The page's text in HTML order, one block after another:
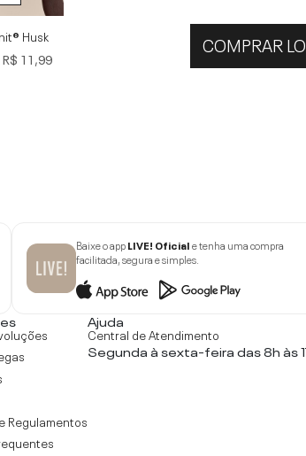
Husk
R$ 11,99
COMPRAR
Baixe o appLIVE! Oficiale tenha uma compra
facilitada, segura e simples.
Regulamentos
Ajuda
Central de Atendimento
Segunda à sexta-feira das 8h às